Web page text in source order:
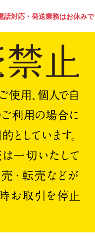
対応・発送業務はお休みで